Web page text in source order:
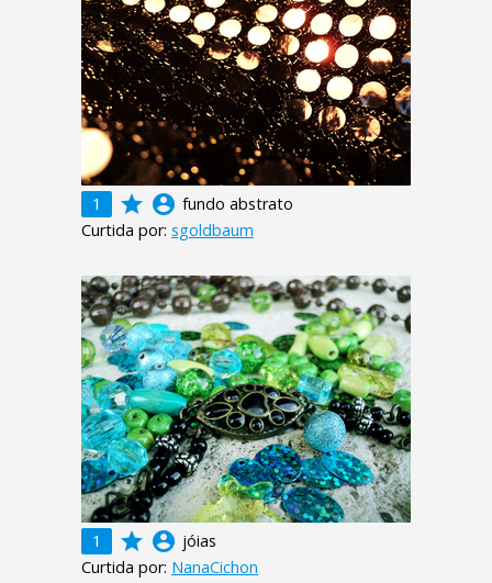
1 grade account_circle fundo abstrato
Curtida por: sgoldbaum
1 grade account_circle jóias
Curtida por: NanaCichon